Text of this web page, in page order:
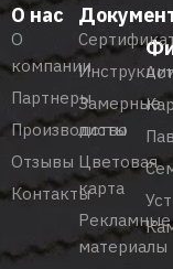
О нас
О
компании
Партнеры
Производство
Отзывы
Контакты
Замерные
листы
Цветовая
карта
Рекламные
материалы